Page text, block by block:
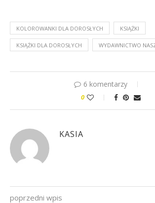
KOLOROWANKI DLA DOROSŁYCH KSIĄŻKI
KSIĄŻKI DLA DOROSŁYCH WYDAWNICTWO
6 komentarzy
0
KASIA
poprzedni wpis